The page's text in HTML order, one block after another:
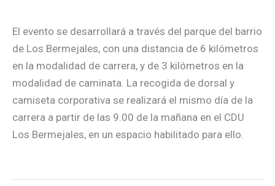
El evento se desarrollará a través del parque del barrio
de Los Bermejales, con una distancia de 6 kilómetros
en la modalidad de carrera, y de 3 kilómetros en la
modalidad de caminata. La recogida de dorsal y
camiseta corporativa se realizará el mismo día de la
carrera a partir de las 9.00 de la mañana en el CDU
Los Bermejales, en un espacio habilitado para ello.